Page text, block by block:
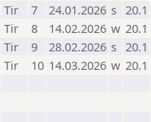
Tir 7 24.01.2026 s 20.1
Tir 8 14.02.2026 w 20.1
Tir 9 28.02.2026 s 20.1
Tir 10 14.03.2026 w 20.1